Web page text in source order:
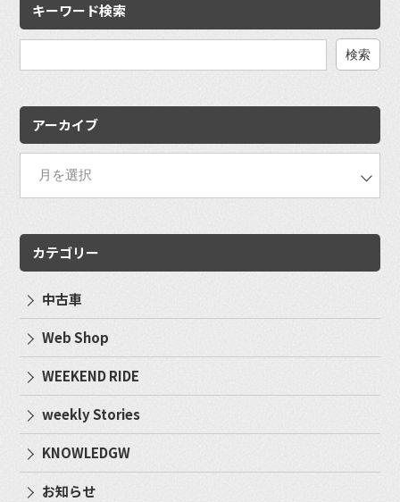
キーワード検索
アーカイブ
カテゴリー
中古車
Web Shop
WEEKEND RIDE
weekly Stories
KNOWLEDGW
お知らせ